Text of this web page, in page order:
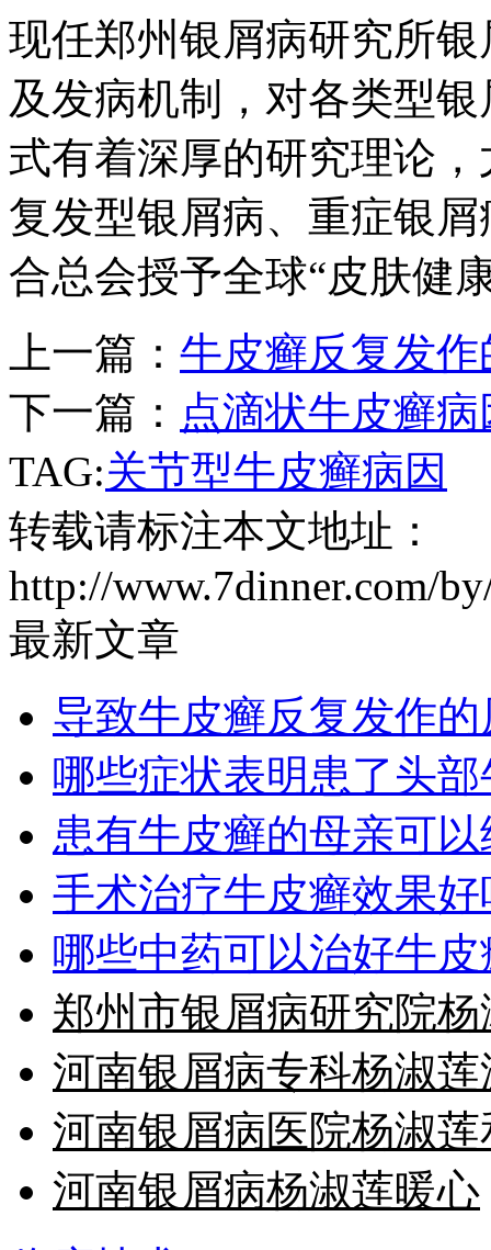
现任郑州银屑病研究所
及发病机制，对各类型
式有着深厚的研究理论
复发型银屑病、重症银
合总会授予全球“皮肤健
上一篇： 牛皮癣反复发
下一篇： 点滴状牛皮癣病
TAG:关节型牛皮癣病因
转载请标注本文地址：
http://www.7dinner.com/
最新文章
导致牛皮癣反复发作的
哪些症状表明患了头
患有牛皮癣的母亲可
手术治疗牛皮癣效果好
哪些中药可以治好牛皮
郑州市银屑病研究院
河南银屑病专科杨淑莲
河南银屑病医院杨淑莲
河南银屑病杨淑莲暖心